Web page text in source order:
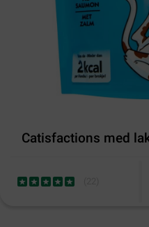
Catisfactions med